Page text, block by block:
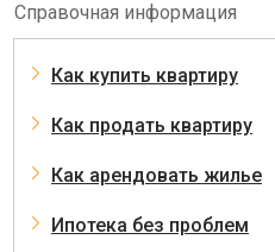
Справочная информация
Как купить квартиру
Как продать квартиру
Как арендовать жилье
Ипотека без проблем